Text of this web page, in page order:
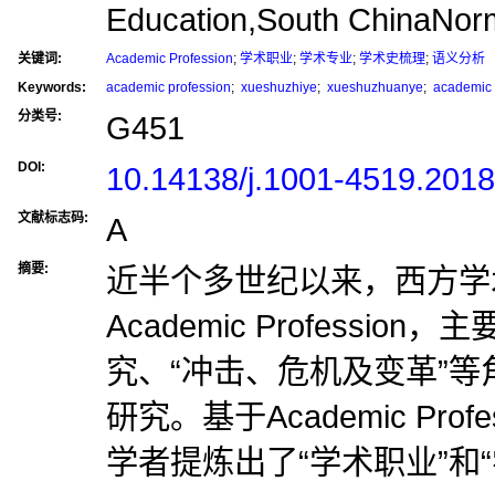
Education,South
关键词: Academic Profession; 学术职业; 学术专业; 学术史梳理; 语义分析
Keywords:
academic profession; xueshuzhiye; xueshuzhuanye; academic
分类号:
G451
DOI: 10.14138/j.1001-
文献标志码: A
摘要:
近半个多世纪以来，西方
Academic Profession，主
究、“冲击、危机及变革”
研究。基于Academic
学者提炼出了“学术职业”